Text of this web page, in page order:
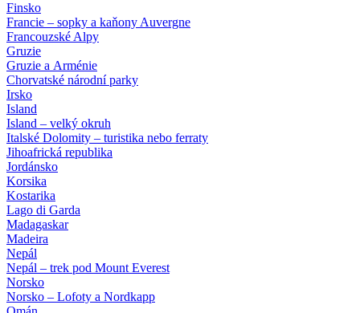
Finsko
Francie – sopky a kaňony Auvergne
Francouzské Alpy
Gruzie
Gruzie a Arménie
Chorvatské národní parky
Irsko
Island
Island – velký okruh
Italské Dolomity – turistika nebo ferraty
Jihoafrická republika
Jordánsko
Korsika
Kostarika
Lago di Garda
Madagaskar
Madeira
Nepál
Nepál – trek pod Mount Everest
Norsko
Norsko – Lofoty a Nordkapp